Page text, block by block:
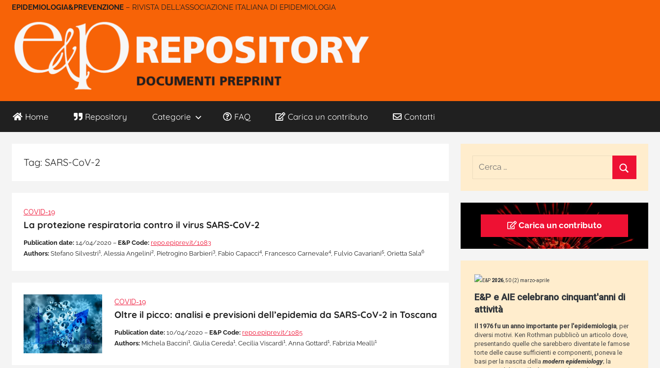
Salta
contenuto
– RIVISTA DELL'ASSOCIAZIONE ITALIANA DI EPIDEMIOLOGIA
E&P
Repository
Home Repository Categorie FAQ Carica un contributo Contatti
Tag: SARS-CoV-2
COVID-19
La protezione respiratoria contro il virus SARS-CoV-2
Publication date: 14/04/2020 – E&P Code: repo.epiprev.it/1083
Authors: Stefano Silvestri1 , Alessia Angelini2 , Pietrogino Barbieri3 , Fabio Capacci4 , Francesco Carnevale4 , Fulvio Cavariani5 , Orietta Sala6
COVID-19
Oltre il picco: analisi e previsioni dell’epidemia da SARS-CoV-2 in Toscana
Publication date: 10/04/2020 – E&P Code: repo.epiprev.it/1085
Authors: Michela Baccini1 , Giulia Cereda1 , Cecilia Viscardi1 , Anna Gottard1 , Fabrizia Mealli1
Carica un contributo